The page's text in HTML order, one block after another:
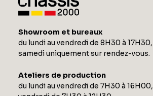
Showroom et bureaux
du lundi au vendredi de 8H30 à 17H30,
samedi uniquement sur rendez-vous.
Ateliers de production
du lundi au vendredi de 7H30 à 16H00,